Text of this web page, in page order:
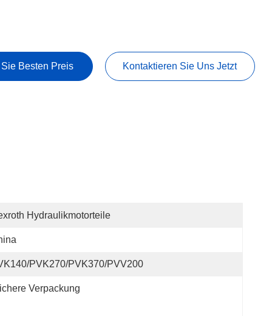
Besten Preis Kontaktieren Sie Uns Jetzt
Hydraulikmotorteile
PVK270/PVK370/PVV200
Verpackung